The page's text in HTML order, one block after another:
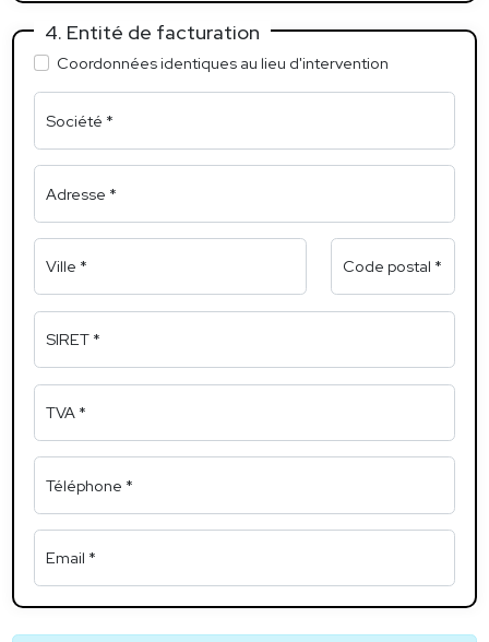
4. Entité de facturation
Coordonnées identiques au lieu d'intervention
Société *
Adresse *
Ville * Code postal *
SIRET *
TVA *
Téléphone *
Email *